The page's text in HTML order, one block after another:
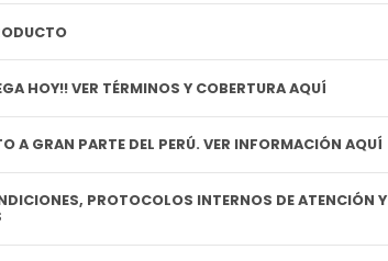
¡¡TU PEDIDO LLEGA HOY!! VER TÉRMINOS Y COBERTURA AQUÍ
A GRAN PARTE DEL PERÚ. VER INFORMACIÓN AQUÍ
PROTOCOLOS INTERNOS DE ATENCIÓN Y